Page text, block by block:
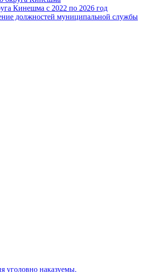
Кинешма с 2022 по 2026 год
должностей муниципальной службы
уголовно наказуемы.